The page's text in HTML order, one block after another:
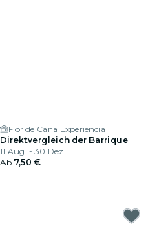
Flor de Caña Experiencia
Direktvergleich der Barrique
11 Aug. - 30 Dez.
Ab 7,50 €